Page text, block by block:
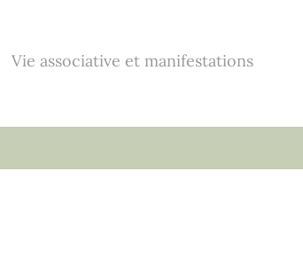
Vie associative et manifestations